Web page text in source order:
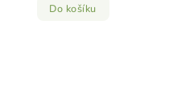
Do košíku